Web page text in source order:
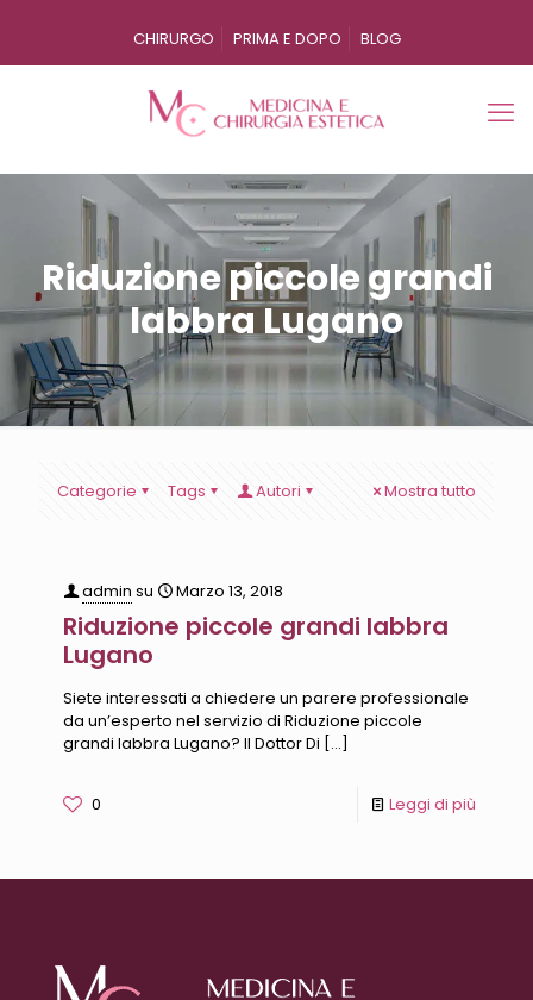
CHIRURGO PRIMA E DOPO BLOG
Riduzione piccole grandi
labbra Lugano
Categorie Tags Autori Mostra tutto
admin su Marzo 13, 2018
Riduzione piccole grandi labbra
Lugano
Siete interessati a chiedere un parere professionale
da un’esperto nel servizio di Riduzione piccole
grandi labbra Lugano? Il Dottor Di […]
0 Leggi di più